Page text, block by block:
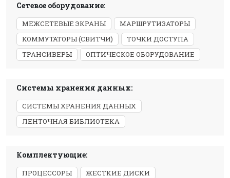
Сетевое оборудование:
МЕЖСЕТЕВЫЕ ЭКРАНЫ
МАРШРУТИЗАТОРЫ
КОММУТАТОРЫ (СВИТЧИ)
ТОЧКИ ДОСТУПА
ТРАНСИВЕРЫ
ОПТИЧЕСКОЕ ОБОРУДОВАНИЕ
Системы хранения данных:
СИСТЕМЫ ХРАНЕНИЯ ДАННЫХ
ЛЕНТОЧНАЯ БИБЛИОТЕКА
Комплектующие:
ПРОЦЕССОРЫ
ЖЕСТКИЕ ДИСКИ